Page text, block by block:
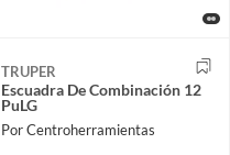
TRUPER
Escuadra De Combinación 12
PuLG
Por Centroherramientas